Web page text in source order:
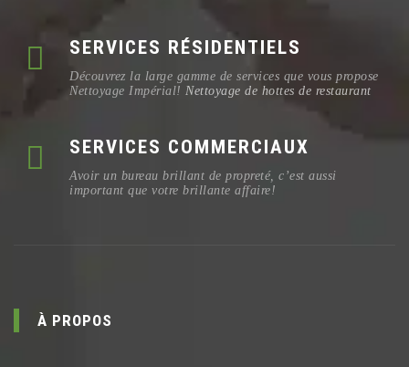
SERVICES RÉSIDENTIELS
Découvrez la large gamme de services que vous propose
Nettoyage Impérial! Nettoyage de hottes de restaurant
SERVICES COMMERCIAUX
Avoir un bureau brillant de propreté, c’est aussi
important que votre brillante affaire!
À PROPOS